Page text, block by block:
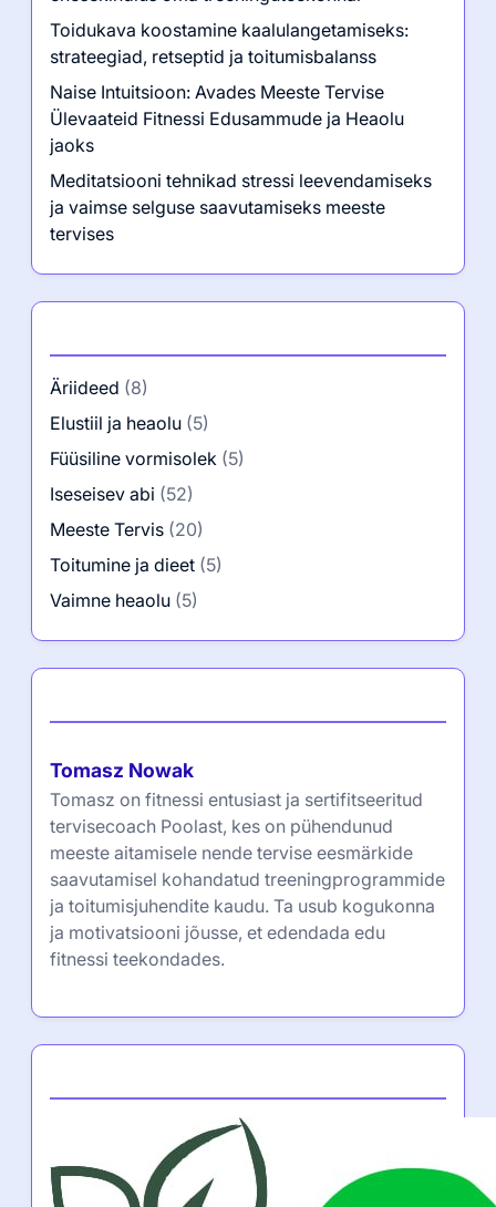
Toidukava koostamine kaalulangetamiseks:
strateegiad, retseptid ja toitumisbalanss
Naise Intuitsioon: Avades Meeste Tervise
Ülevaateid Fitnessi Edusammude ja Heaolu
jaoks
Meditatsiooni tehnikad stressi leevendamiseks
ja vaimse selguse saavutamiseks meeste
tervises
Äriideed (8)
Elustiil ja heaolu (5)
Füüsiline vormisolek (5)
Iseseisev abi (52)
Meeste Tervis (20)
Toitumine ja dieet (5)
Vaimne heaolu (5)
Tomasz Nowak
Tomasz on fitnessi entusiast ja sertifitseeritud
tervisecoach Poolast, kes on pühendunud
meeste aitamisele nende tervise eesmärkide
saavutamisel kohandatud treeningprogrammide
ja toitumisjuhendite kaudu. Ta usub kogukonna
ja motivatsiooni jõusse, et edendada edu
fitnessi teekondades.